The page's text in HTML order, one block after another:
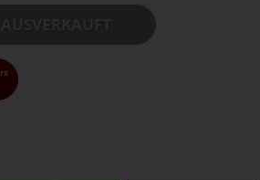
nur solange der Vorrat reicht!
1 Gutschein bestellt werden